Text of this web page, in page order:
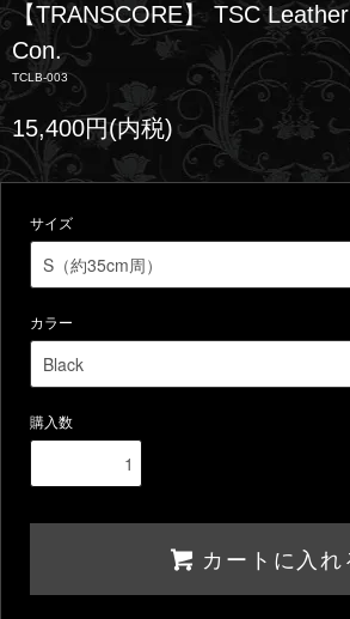
【TRANSCORE】 TSC
Con.
TCLB-003
15,400円(内税)
サイズ
カラー
購入数
カートに入れ